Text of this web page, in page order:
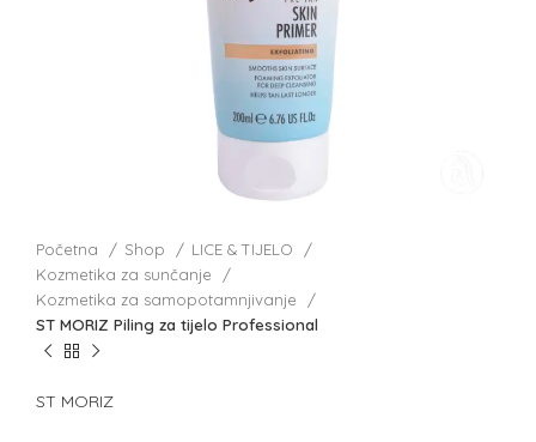
Početna Shop
LICE & TIJELO
Kozmetika za sunčanje
Kozmetika za samopotamnjivanje
ST MORIZ Piling za tijelo Professional
ST MORIZ